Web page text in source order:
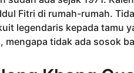
o
Fitri di rumah-rumah.
legendaris kepada tamu
mengapa tidak ada sosok